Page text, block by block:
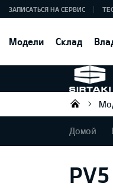
Модели Склад
ЗАПИСАТЬСЯ НА СЕРВИС
Домой
PV5